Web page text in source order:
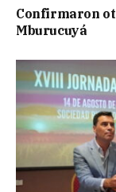
Confirmaron
Mburucuyá